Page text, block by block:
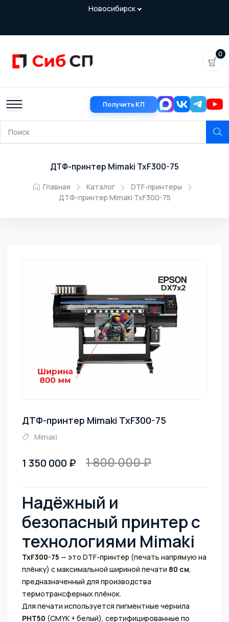
0
Получить КП
ДТФ-принтер Mimaki TxF300-75
Главная Каталог
DTF-принтеры
ДТФ-принтер Mimaki TxF300-75
ДТФ-принтер Mimaki TxF300-75
Mimaki
1 350 000 1 800 000
Надёжный и
безопасный принтер с
технологиями Mimaki
TxF300-75 — это DTF-принтер (печать напрямую на
плёнку) с максимальной шириной печати 80 см,
предназначенный для производства
термотрансферных плёнок.
Для печати используется пигментные чернила
PHT50 (CMYK + белый), сертифицированные по